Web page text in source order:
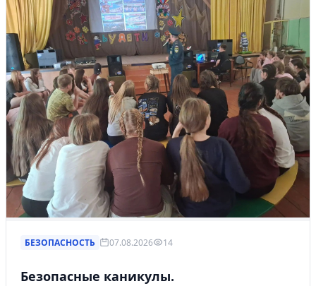
БЕЗОПАСНОСТЬ 07.08.2026 14
Безопасные каникулы.